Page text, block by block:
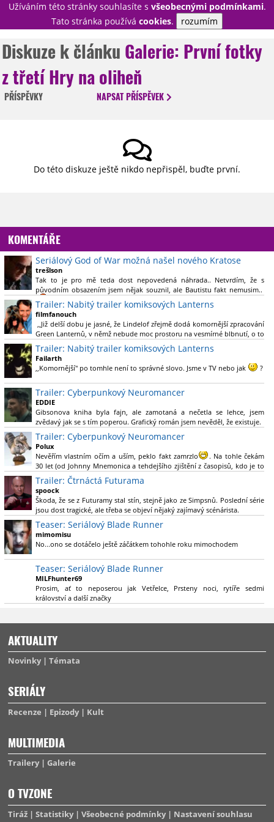
Užíváním této stránky souhlasíte s všeobecnými podmínkami.
Tato stránka používá cookies. rozumím
PŘIHLÁSIT
NOVINKY
TÉMATA
Diskuze k článku Galerie: První fotky
z třetí Hry na oliheň
PŘÍSPĚVKY NAPSATPŘÍSPĚVEK
Do této diskuze ještě nikdo nepřispěl, buďte první.
KOMENTÁŘE
Seriálový God of War možná našel nového Kratose
trešlson
Tak to je pro mě teda dost nepovedená náhrada.. Netvrdím, že s
původním obsazením jsem nějak souznil, ale Bautistu fakt nemusim..
Trailer: Nabitý trailer komiksových Lanterns
filmfanouch
,,Již delší dobu je jasné, že Lindelof zřejmě dodá komornější zpracování
Green Lanternů, v němž nebude moc prostoru na vesmírné blbnutí, o to
více se ovšem bude moci nová adaptace odprostit třeba od filmového
Green Lanterna s Ryanem Reynoldsem.´´ Co je na tom
nesrozumitelného?
Trailer: Nabitý trailer komiksových Lanterns
Failarth
,,Komornější" po tomhle není to správné slovo. Jsme v TV nebo jak
?
Nebál bych se říct, že to vypadá skvěle jak po stránce kvantity materiálu,
tak i formou.
Výběr Ulricha Tomsena pro mě velké překvapení a velmi zajímavá volba
bravo.
Chandler je lepší a lepší s každou novou scénou.
Komiksy to mají ted´těžké, paradoxně tomu škodí to všechno kolem
(DC nebo MCU to je buřt) , ale nezasloužilo by si to zářez jen kvůli tomu.
Držím tomu palce.
Trailer: Cyberpunkový Neuromancer
EDDIE
Gibsonova kniha byla fajn, ale zamotaná a nečetla se lehce, jsem
zvědavý jak se s tím poperou. Grafický román jsem nevěděl, že existuje.
Trailer: Cyberpunkový Neuromancer
Polux
Nevěřím vlastním očím a uším, peklo fakt zamrzlo
. Na tohle čekám
30 let (od Johnny Mnemonica a tehdejšího zjištění z časopisů, kdo je to
Gibson a co je jeho debutová kniha zač), přičemž 25 let (od Matrixu,
který pojem cyberpunk dostal do povědomí i obyčejného diváka a
nikoliv fanouška žánru) marně doufám, že si po řadě "duchovních
nástupců", kteří přišli poté (Ghost In The Shell, Alita: Battle Angel,
Altered Carbon, Blade Runner 2049, Cyberpunk 2077, atd.), někdo
konečně vzpomene i na bibli cyberpunku, se kterou to všechno začalo.
Teď už nezbývá nic jiného než se tiše modlit a doufat, že to bude stát za
to
. Plus kudos za sázku na seriál a nikoliv film, snad tvůrci tu
Trailer: Čtrnáctá Futurama
spoock
Škoda, že se z Futuramy stal stín, stejně jako ze Simpsnů. Poslední série
jsou dost tragické, ale třeba se objeví nějaký zajímavý scénárista.
Nedávno začala vycházet nová řada Ricka a Mortyho a já z úžasem zjistil,
že se na to dá opět koukat.
Teaser: Seriálový Blade Runner
mimomisu
No...ono se dotáčelo ještě záčátkem tohohle roku mimochodem
Teaser: Seriálový Blade Runner
MILFhunter69
Prosim, ať to neposerou jak Vetřelce, Prsteny noci, rytíře sedmi
království a další značky
AKTUALITY
Novinky Témata
SERIÁLY
Recenze Epizody Kult
MULTIMEDIA
Trailery Galerie
O TVZONE
Tiráž Statistiky Všeobecné podmínky Nastavení souhlasu